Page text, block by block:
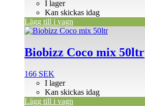
I lager
Kan skickas idag
Lägg till i vagn
Biobizz Coco mix 50ltr
166 SEK
I lager
Kan skickas idag
Lägg till i vagn